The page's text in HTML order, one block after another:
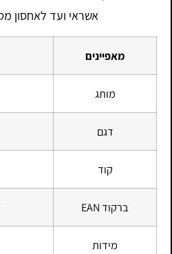
אשראי ועד לאחסון
מאפיינים
מותג
דגם
קוד
ברקוד EAN
מידות